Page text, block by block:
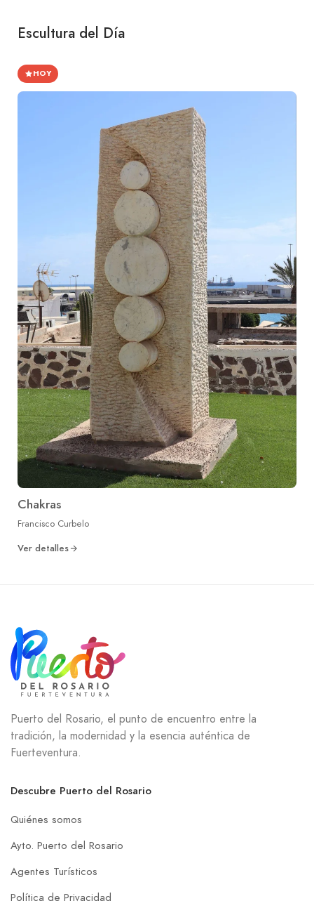
Escultura del Día
HOY
Chakras
Francisco Curbelo
Ver detalles
Puerto del Rosario, el punto de encuentro entre la
tradición, la modernidad y la esencia auténtica de
Fuerteventura.
Descubre Puerto del Rosario
Quiénes somos
Ayto. Puerto del Rosario
Agentes Turísticos
Política de Privacidad